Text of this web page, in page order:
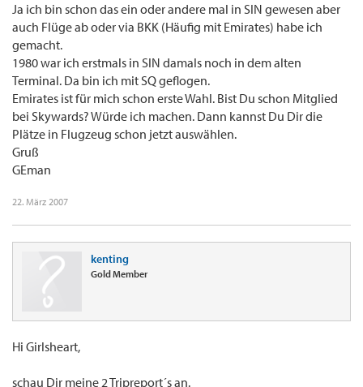
Ja ich bin schon das ein oder andere mal in SIN gewesen aber
auch Flüge ab oder via BKK (Häufig mit Emirates) habe ich
gemacht.
1980 war ich erstmals in SIN damals noch in dem alten
Terminal. Da bin ich mit SQ geflogen.
Emirates ist für mich schon erste Wahl. Bist Du schon Mitglied
bei Skywards? Würde ich machen. Dann kannst Du Dir die
Plätze in Flugzeug schon jetzt auswählen.
Gruß
GEman
22. März 2007
kenting
Gold Member
Hi Girlsheart,
schau Dir meine 2 Tripreport´s an.